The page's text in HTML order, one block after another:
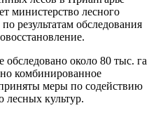
министерство лесного
результатам обследования
около 80 тыс. га
комбинированное
меры по содействию
лесных культур.